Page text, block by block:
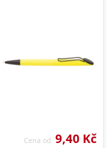
Cena od 9,40 Kč